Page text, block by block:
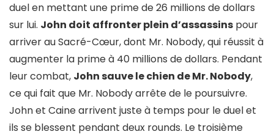
duel en mettant une prime de 26 millions de dollars
sur lui. John doit affronter plein d’assassins pour
arriver au Sacré-Cœur, dont Mr. Nobody, qui réussit à
augmenter la prime à 40 millions de dollars. Pendant
leur combat, John sauve le chien de Mr. Nobody,
ce qui fait que Mr. Nobody arrête de le poursuivre.
John et Caine arrivent juste à temps pour le duel et
ils se blessent pendant deux rounds. Le troisième